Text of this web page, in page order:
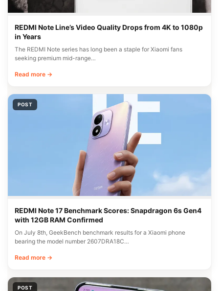
REDMI Note Line’s Video Quality Drops from 4K to 1080p
in Years
The REDMI Note series has long been a staple for Xiaomi fans
seeking premium mid-range…
Read more →
POST
REDMI Note 17 Benchmark Scores: Snapdragon 6s Gen4
with 12GB RAM Confirmed
On July 8th, GeekBench benchmark results for a Xiaomi phone
bearing the model number 2607DRA18C…
Read more →
POST